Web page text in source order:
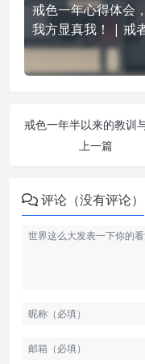
戒色一年心得体会
我方显真我！ | 戒
上一篇
评论（没有评论）